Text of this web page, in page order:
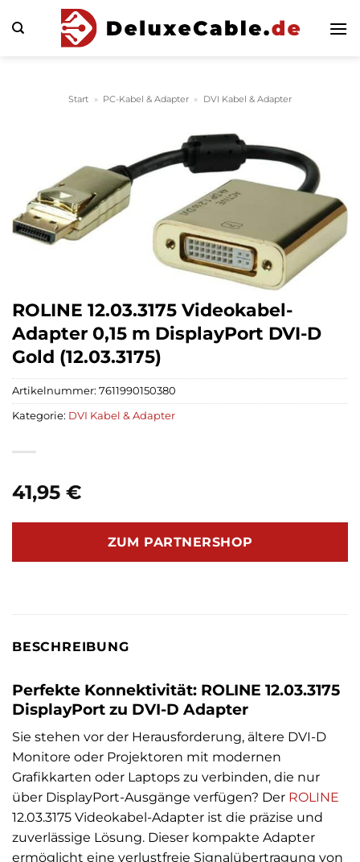
Inhalt
Start » PC-Kabel & Adapter » DVI Kabel & Adapter
ROLINE 12.03.3175 Videokabel-
Adapter 0,15 m DisplayPort DVI-D
Gold (12.03.3175)
41,95 €
ZUM PARTNERSHOP
Artikelnummer: 7611990150380
Kategorie: DVI Kabel & Adapter
BESCHREIBUNG
Perfekte Konnektivität: ROLINE 12.03.3175
DisplayPort zu DVI-D Adapter
Sie stehen vor der Herausforderung, ältere DVI-D
Monitore oder Projektoren mit modernen
Grafikkarten oder Laptops zu verbinden, die nur
über DisplayPort-Ausgänge verfügen? Der ROLINE
12.03.3175 Videokabel-Adapter ist die präzise und
zuverlässige Lösung. Dieser kompakte Adapter
ermöglicht eine verlustfreie Signalübertragung von